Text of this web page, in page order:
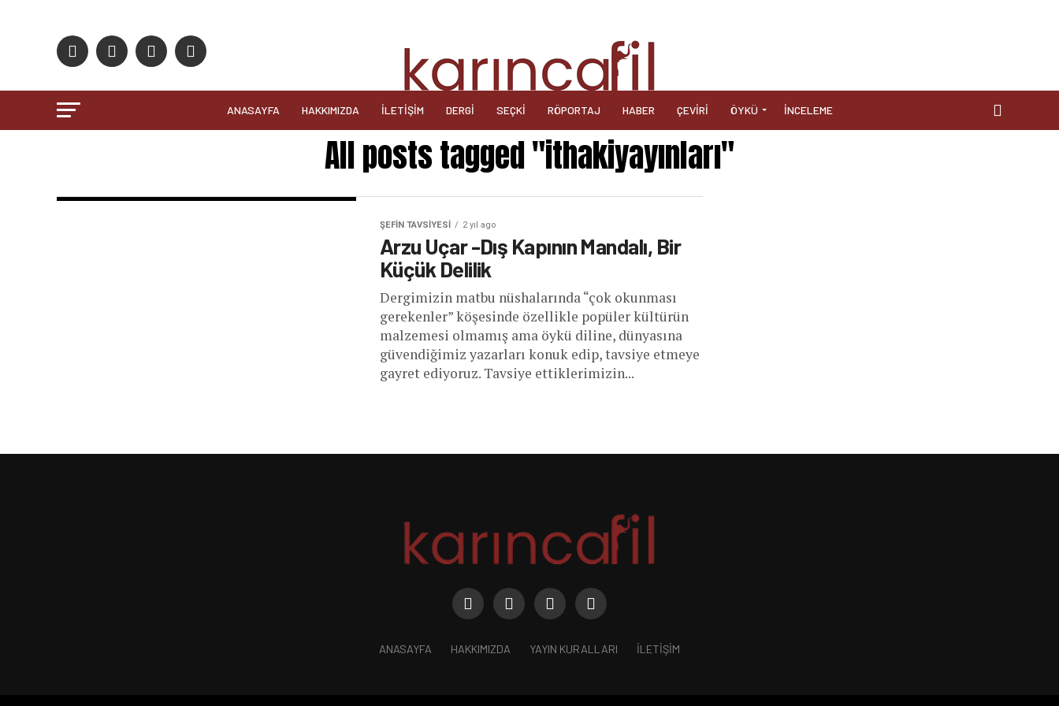
ANASAYFA HAKKIMIZDA İLETIŞIM DERGI SEÇKI RÖPORTAJ HABER ÇEVIRI ÖYKÜ İNCELEME
All posts tagged "ithakiyayınları"
ŞEFIN TAVSIYESI 2 yıl ago
Arzu Uçar -Dış Kapının Mandalı, Bir
Küçük Delilik
Dergimizin matbu nüshalarında “çok okunması
gerekenler” köşesinde özellikle popüler kültürün
malzemesi olmamış ama öykü diline, dünyasına
güvendiğimiz yazarları konuk edip, tavsiye etmeye
gayret ediyoruz. Tavsiye ettiklerimizin...
ANASAYFA HAKKIMIZDA YAYIN KURALLARI İLETIŞIM